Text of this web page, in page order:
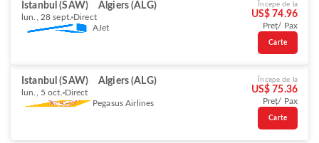
Istanbul (SAW) Algiers (ALG)
lun., 28 sept. Direct
AJet
Începe de la
US$ 74.96
Preț/ Pax
Carte
Istanbul (SAW) Algiers (ALG)
lun., 5 oct. Direct
Pegasus Airlines
Începe de la
US$ 75.36
Preț/ Pax
Carte